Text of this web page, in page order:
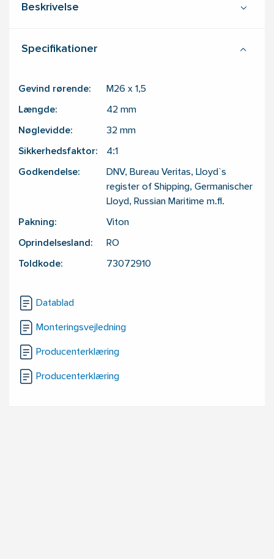
Beskrivelse
Specifikationer
Gevind rørende: M26 x 1,5
Længde: 42 mm
Nøglevidde: 32 mm
Sikkerhedsfaktor: 4:1
Godkendelse:
DNV, Bureau Veritas, Lloyd`s
register of Shipping, Germanischer
Lloyd, Russian Maritime m.fl.
Pakning: Viton
Oprindelsesland: RO
Toldkode: 73072910
Datablad
Monteringsvejledning
Producenterklæring
Producenterklæring